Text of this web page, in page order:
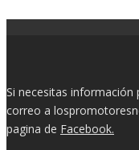
Si necesitas información
correo a
pagina de Facebook.